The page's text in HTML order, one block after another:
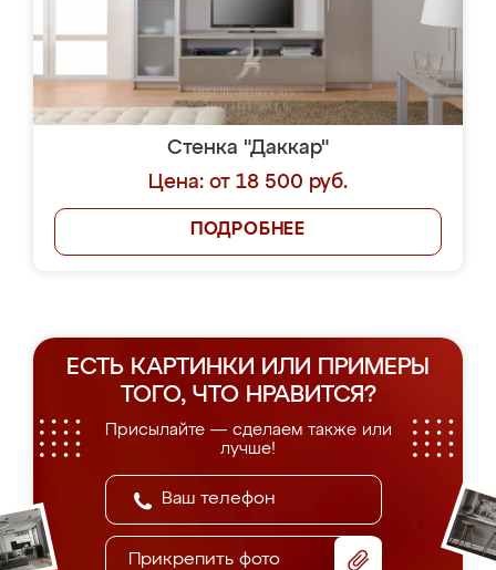
Стенка "Даккар"
Цена: от 18 500 руб.
ПОДРОБНЕЕ
ЕСТЬ КАРТИНКИ ИЛИ ПРИМЕРЫ
ТОГО, ЧТО НРАВИТСЯ?
Присылайте — сделаем также или
лучше!
Прикрепить фото